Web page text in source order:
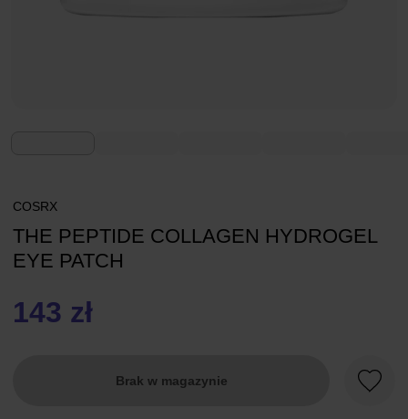
COSRX
THE PEPTIDE COLLAGEN HYDROGEL
EYE PATCH
143 zł
Brak w magazynie